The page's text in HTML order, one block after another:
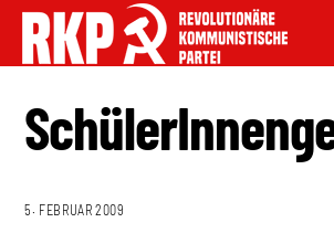
5. FEBRUAR 2009